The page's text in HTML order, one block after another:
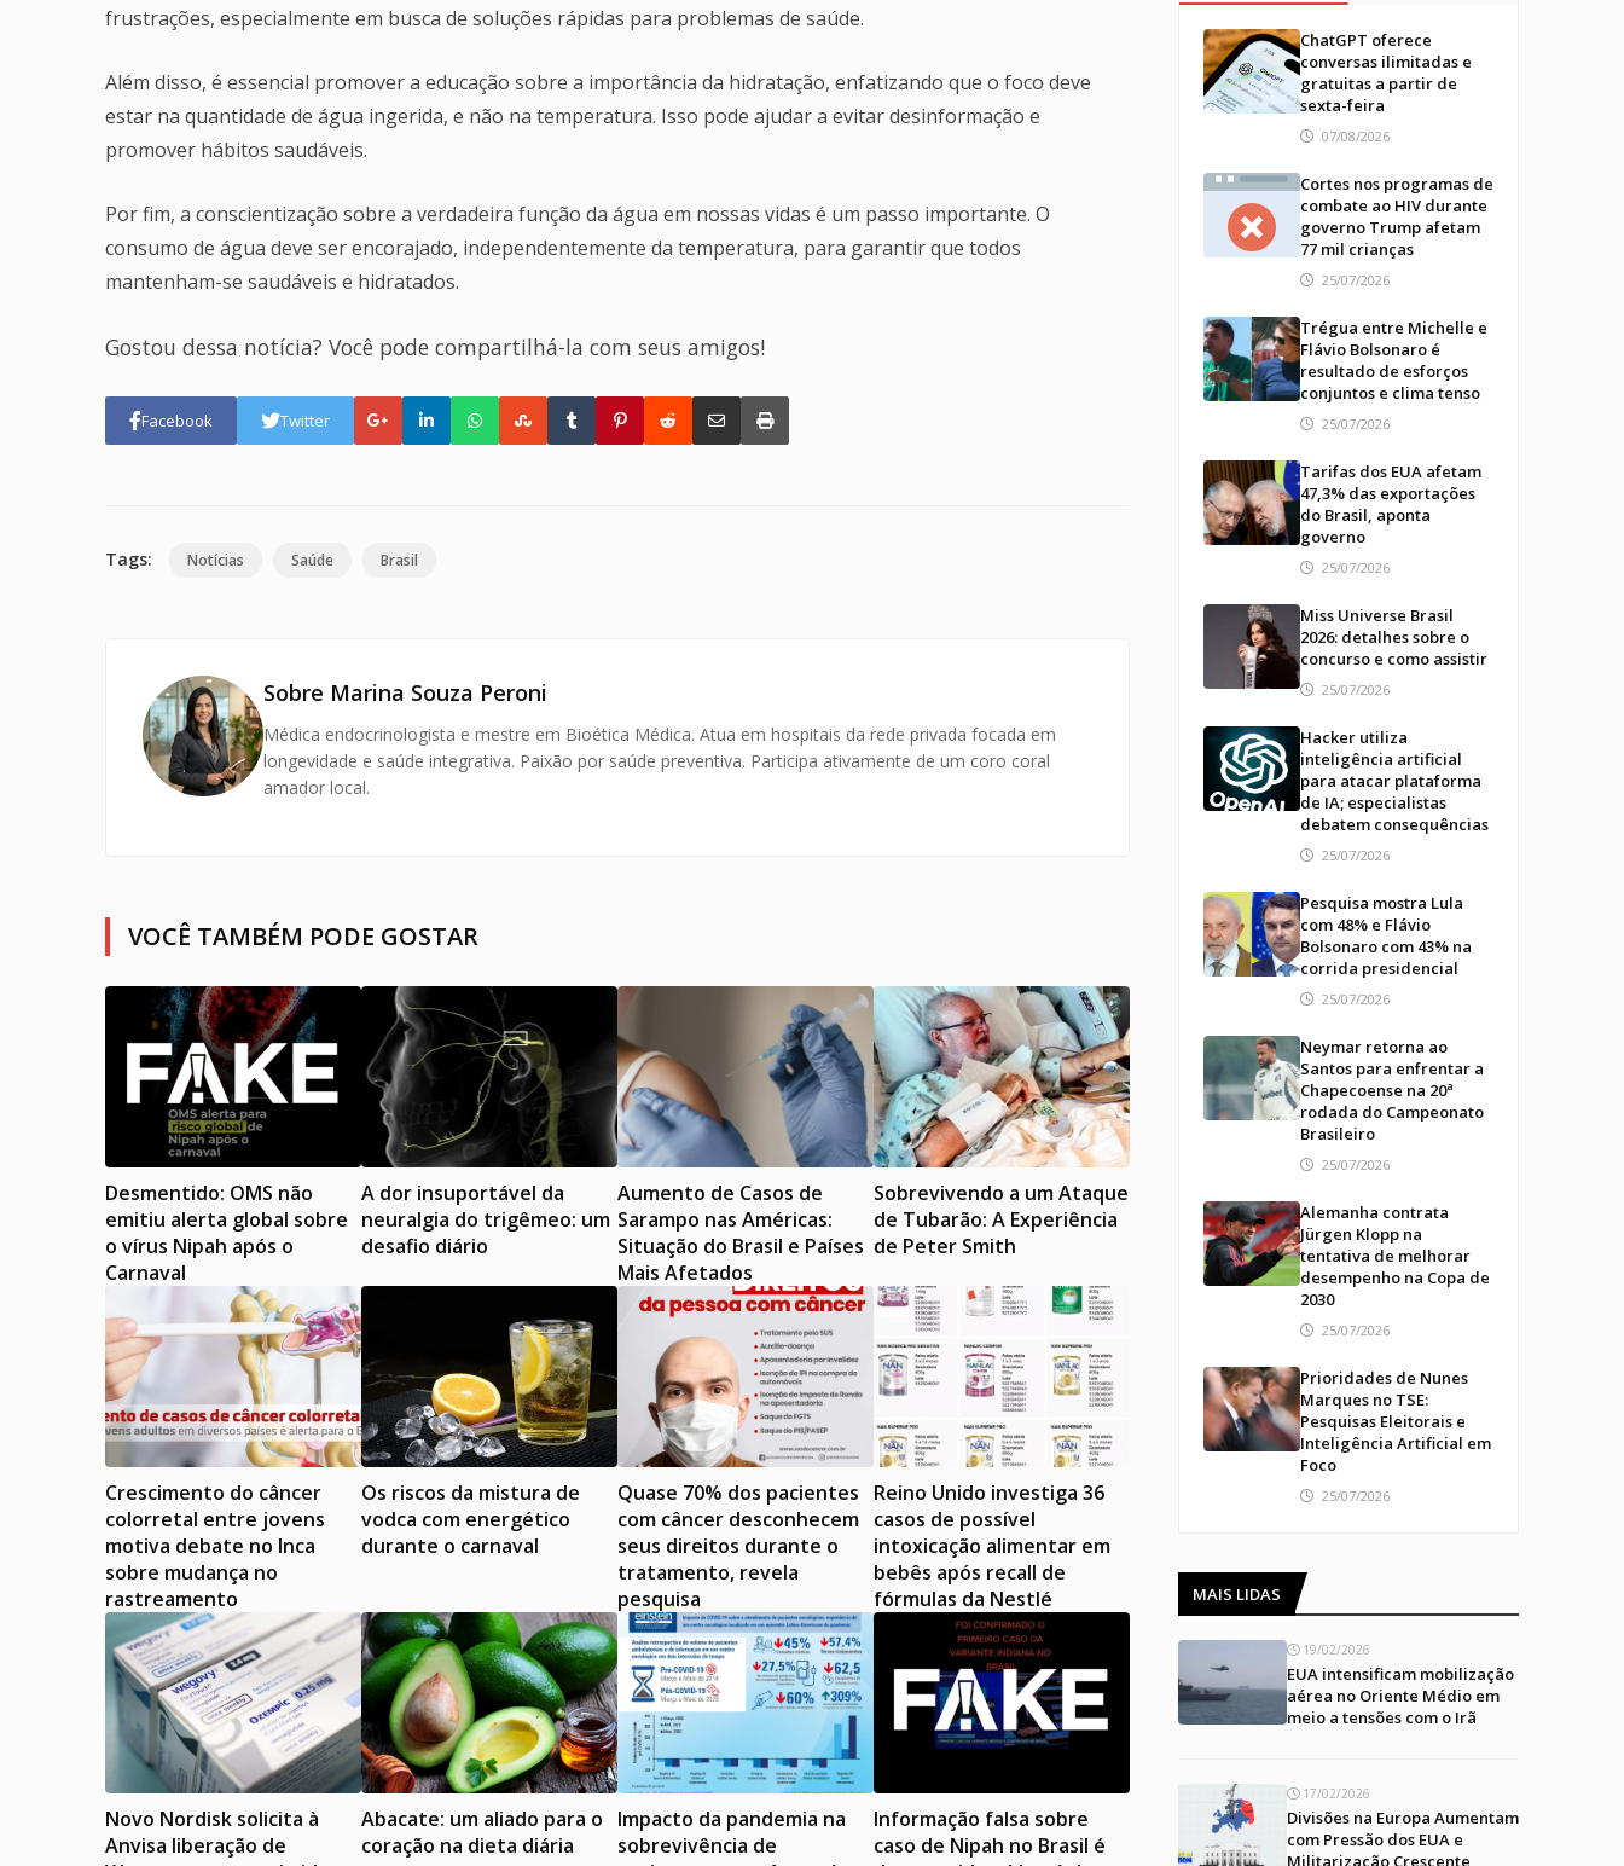
frustrações, especialmente em busca de soluções rápidas para problemas de saúde.
Além disso, é essencial promover a educação sobre a importância da hidratação, enfatizando que o foco deve
estar na quantidade de água ingerida, e não na temperatura. Isso pode ajudar a evitar desinformação e
promover hábitos saudáveis.
Por fim, a conscientização sobre a verdadeira função da água em nossas vidas é um passo importante. O
consumo de água deve ser encorajado, independentemente da temperatura, para garantir que todos
mantenham-se saudáveis e hidratados.
Gostou dessa notícia? Você pode compartilhá-la com seus amigos!
Facebook Twitter
Tags: Notícias Saúde Brasil
Sobre Marina Souza Peroni
Médica endocrinologista e mestre em Bioética Médica. Atua em hospitais da rede privada focada em
longevidade e saúde integrativa. Paixão por saúde preventiva. Participa ativamente de um coro coral
amador local.
VOCÊ TAMBÉM PODE GOSTAR
Desmentido: OMS não
emitiu alerta global sobre
o vírus Nipah após o
Carnaval
A dor insuportável da
neuralgia do trigêmeo: um
desafio diário
Aumento de Casos de
Sarampo nas Américas:
Situação do Brasil e Países
Mais Afetados
Sobrevivendo a um Ataque
de Tubarão: A Experiência
de Peter Smith
Crescimento do câncer
colorretal entre jovens
motiva debate no Inca
sobre mudança no
rastreamento
Os riscos da mistura de
vodca com energético
durante o carnaval
Quase 70% dos pacientes
com câncer desconhecem
seus direitos durante o
tratamento, revela
pesquisa
Reino Unido investiga 36
casos de possível
intoxicação alimentar em
bebês após recall de
fórmulas da Nestlé
Novo Nordisk solicita à
Anvisa liberação de
Abacate: um aliado para o
coração na dieta diária
Impacto da pandemia na
sobrevivência de
Informação falsa sobre
caso de Nipah no Brasil é
ChatGPT oferece
conversas ilimitadas e
gratuitas a partir de
sexta-feira
07/08/2026
Cortes nos programas de
combate ao HIV durante
governo Trump afetam
77 mil crianças
25/07/2026
Trégua entre Michelle e
Flávio Bolsonaro é
resultado de esforços
conjuntos e clima tenso
25/07/2026
Tarifas dos EUA afetam
47,3% das exportações
do Brasil, aponta
governo
25/07/2026
Miss Universe Brasil
2026: detalhes sobre o
concurso e como assistir
25/07/2026
Hacker utiliza
inteligência artificial
para atacar plataforma
de IA; especialistas
debatem consequências
25/07/2026
Pesquisa mostra Lula
com 48% e Flávio
Bolsonaro com 43% na
corrida presidencial
25/07/2026
Neymar retorna ao
Santos para enfrentar a
Chapecoense na 20ª
rodada do Campeonato
Brasileiro
25/07/2026
Alemanha contrata
Jürgen Klopp na
tentativa de melhorar
desempenho na Copa de
2030
25/07/2026
Prioridades de Nunes
Marques no TSE:
Pesquisas Eleitorais e
Inteligência Artificial em
Foco
25/07/2026
MAIS LIDAS
19/02/2026
EUA intensificam mobilização
aérea no Oriente Médio em
meio a tensões com o Irã
17/02/2026
Divisões na Europa Aumentam
com Pressão dos EUA e
Militarização Crescente